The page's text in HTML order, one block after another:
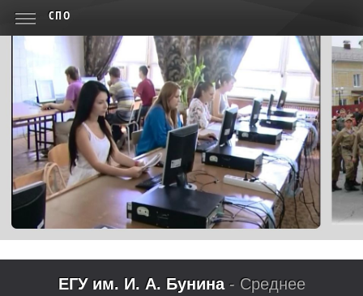
ЕГУ им. И. А. Бунина- Среднее
СПО